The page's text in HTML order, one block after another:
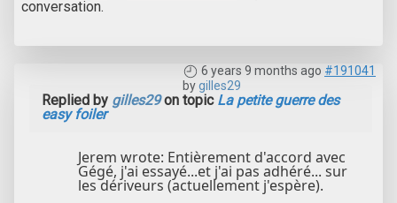
conversation.
6 years 9 months ago #191041
bygilles29
Replied by gilles29on topic La petite guerre des
easy foiler
Jerem wrote: Entièrement d'accord avec
Gégé, j'ai essayé...et j'ai pas adhéré... sur
les dériveurs (actuellement j'espère).